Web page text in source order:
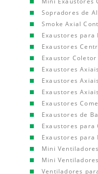
Sopradores de
Smoke Axial
Exaustores para
Exaustores
Exaustor
Exaustores
Exaustores
Exaustores
Exaustores
Exaustores de
Exaustores para
Exaustores para
Mini Ventiladores
Mini
Ventiladores